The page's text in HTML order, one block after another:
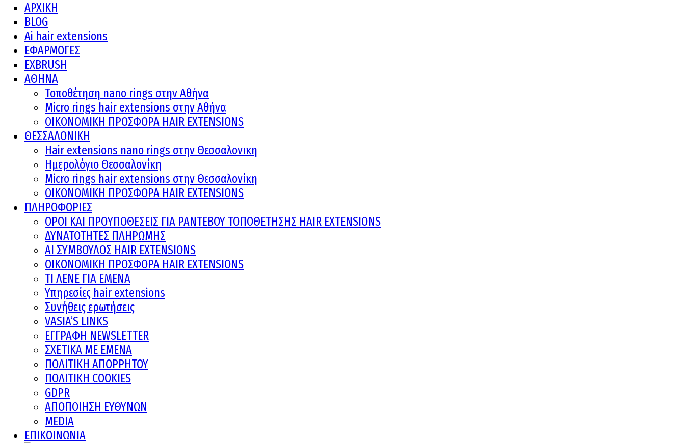
ΑΡΧΙΚΗ
BLOG
Ai hair extensions
ΕΦΑΡΜΟΓΕΣ
EXBRUSH
ΑΘΗΝΑ
Τοποθέτηση nano rings στην Αθήνα
Micro rings hair extensions στην Αθήνα
ΟΙΚΟΝΟΜΙΚΗ ΠΡΟΣΦΟΡΑ HAIR EXTENSIONS
ΘΕΣΣΑΛΟΝΙΚΗ
Hair extensions nano rings στην Θεσσαλονικη
Ημερολόγιο Θεσσαλονίκη
Micro rings hair extensions στην Θεσσαλονίκη
ΟΙΚΟΝΟΜΙΚΗ ΠΡΟΣΦΟΡΑ HAIR EXTENSIONS
ΠΛΗΡΟΦΟΡΙΕΣ
ΟΡΟΙ ΚΑΙ ΠΡOΥΠΟΘΕΣΕΙΣ ΓΙΑ ΡΑΝΤΕΒΟΥ ΤΟΠΟΘΕΤΗΣΗΣ HAIR EXTENSIONS
ΔΥΝΑΤΟΤΗΤΕΣ ΠΛΗΡΩΜΗΣ
AI ΣΥΜΒΟΥΛΟΣ HAIR EXTENSIONS
ΟΙΚΟΝΟΜΙΚΗ ΠΡΟΣΦΟΡΑ HAIR EXTENSIONS
ΤΙ ΛΕΝΕ ΓΙΑ ΕΜΕΝΑ
Υπηρεσίες hair extensions
Συνήθεις ερωτήσεις
VASIA’S LINKS
ΕΓΓΡΑΦΗ NEWSLETTER
ΣΧΕΤΙΚΑ ΜΕ ΕΜΕΝΑ
ΠΟΛΙΤΙΚΗ ΑΠΟΡΡΗΤΟΥ
ΠΟΛΙΤΙΚΗ COOKIES
GDPR
ΑΠΟΠΟΙΗΣΗ ΕΥΘΥΝΩΝ
MEDIA
ΕΠΙΚΟΙΝΩΝΙΑ